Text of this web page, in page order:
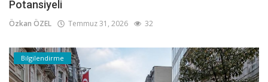
Potansiyeli
Özkan ÖZEL Temmuz 31, 2026 32
Bilgilendirme